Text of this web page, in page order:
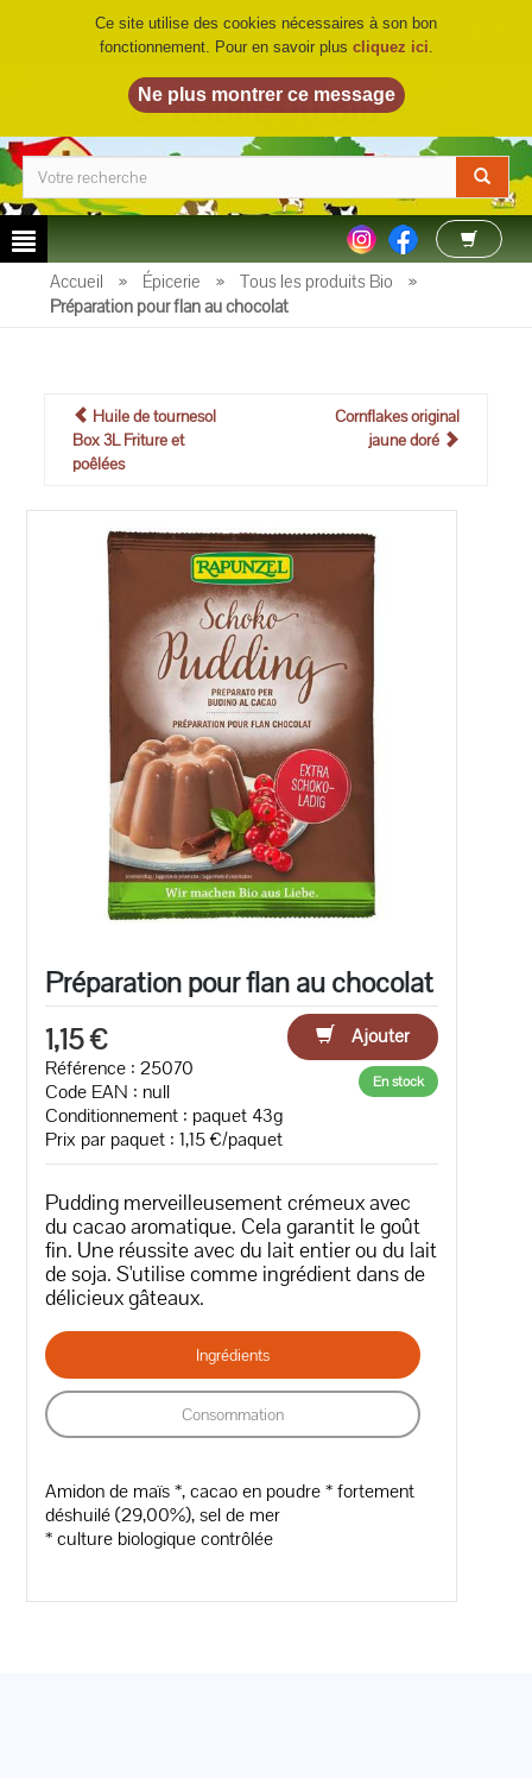
LA FERME DU BIO©
Accueil » Épicerie » Tous les produits Bio
»
Préparation pour flan au chocolat
Huile de tournesol
Box 3L Friture et
poêlées
Cornflakes original
jaune doré
Préparation pour flan au chocolat
1,15 €
Ajouter
Référence : 25070
Code EAN : null
Conditionnement : paquet 43g
Prix par paquet : 1,15 €/paquet
En stock
Pudding merveilleusement crémeux avec
du cacao aromatique. Cela garantit le goût
fin. Une réussite avec du lait entier ou du lait
de soja. S'utilise comme ingrédient dans de
délicieux gâteaux.
Ingrédients
Consommation
Amidon de maïs *, cacao en poudre * fortement
déshuilé (29,00%), sel de mer
* culture biologique contrôlée
Ce site utilise des cookies nécessaires à son bon
fonctionnement. Pour en savoir plus cliquez ici.